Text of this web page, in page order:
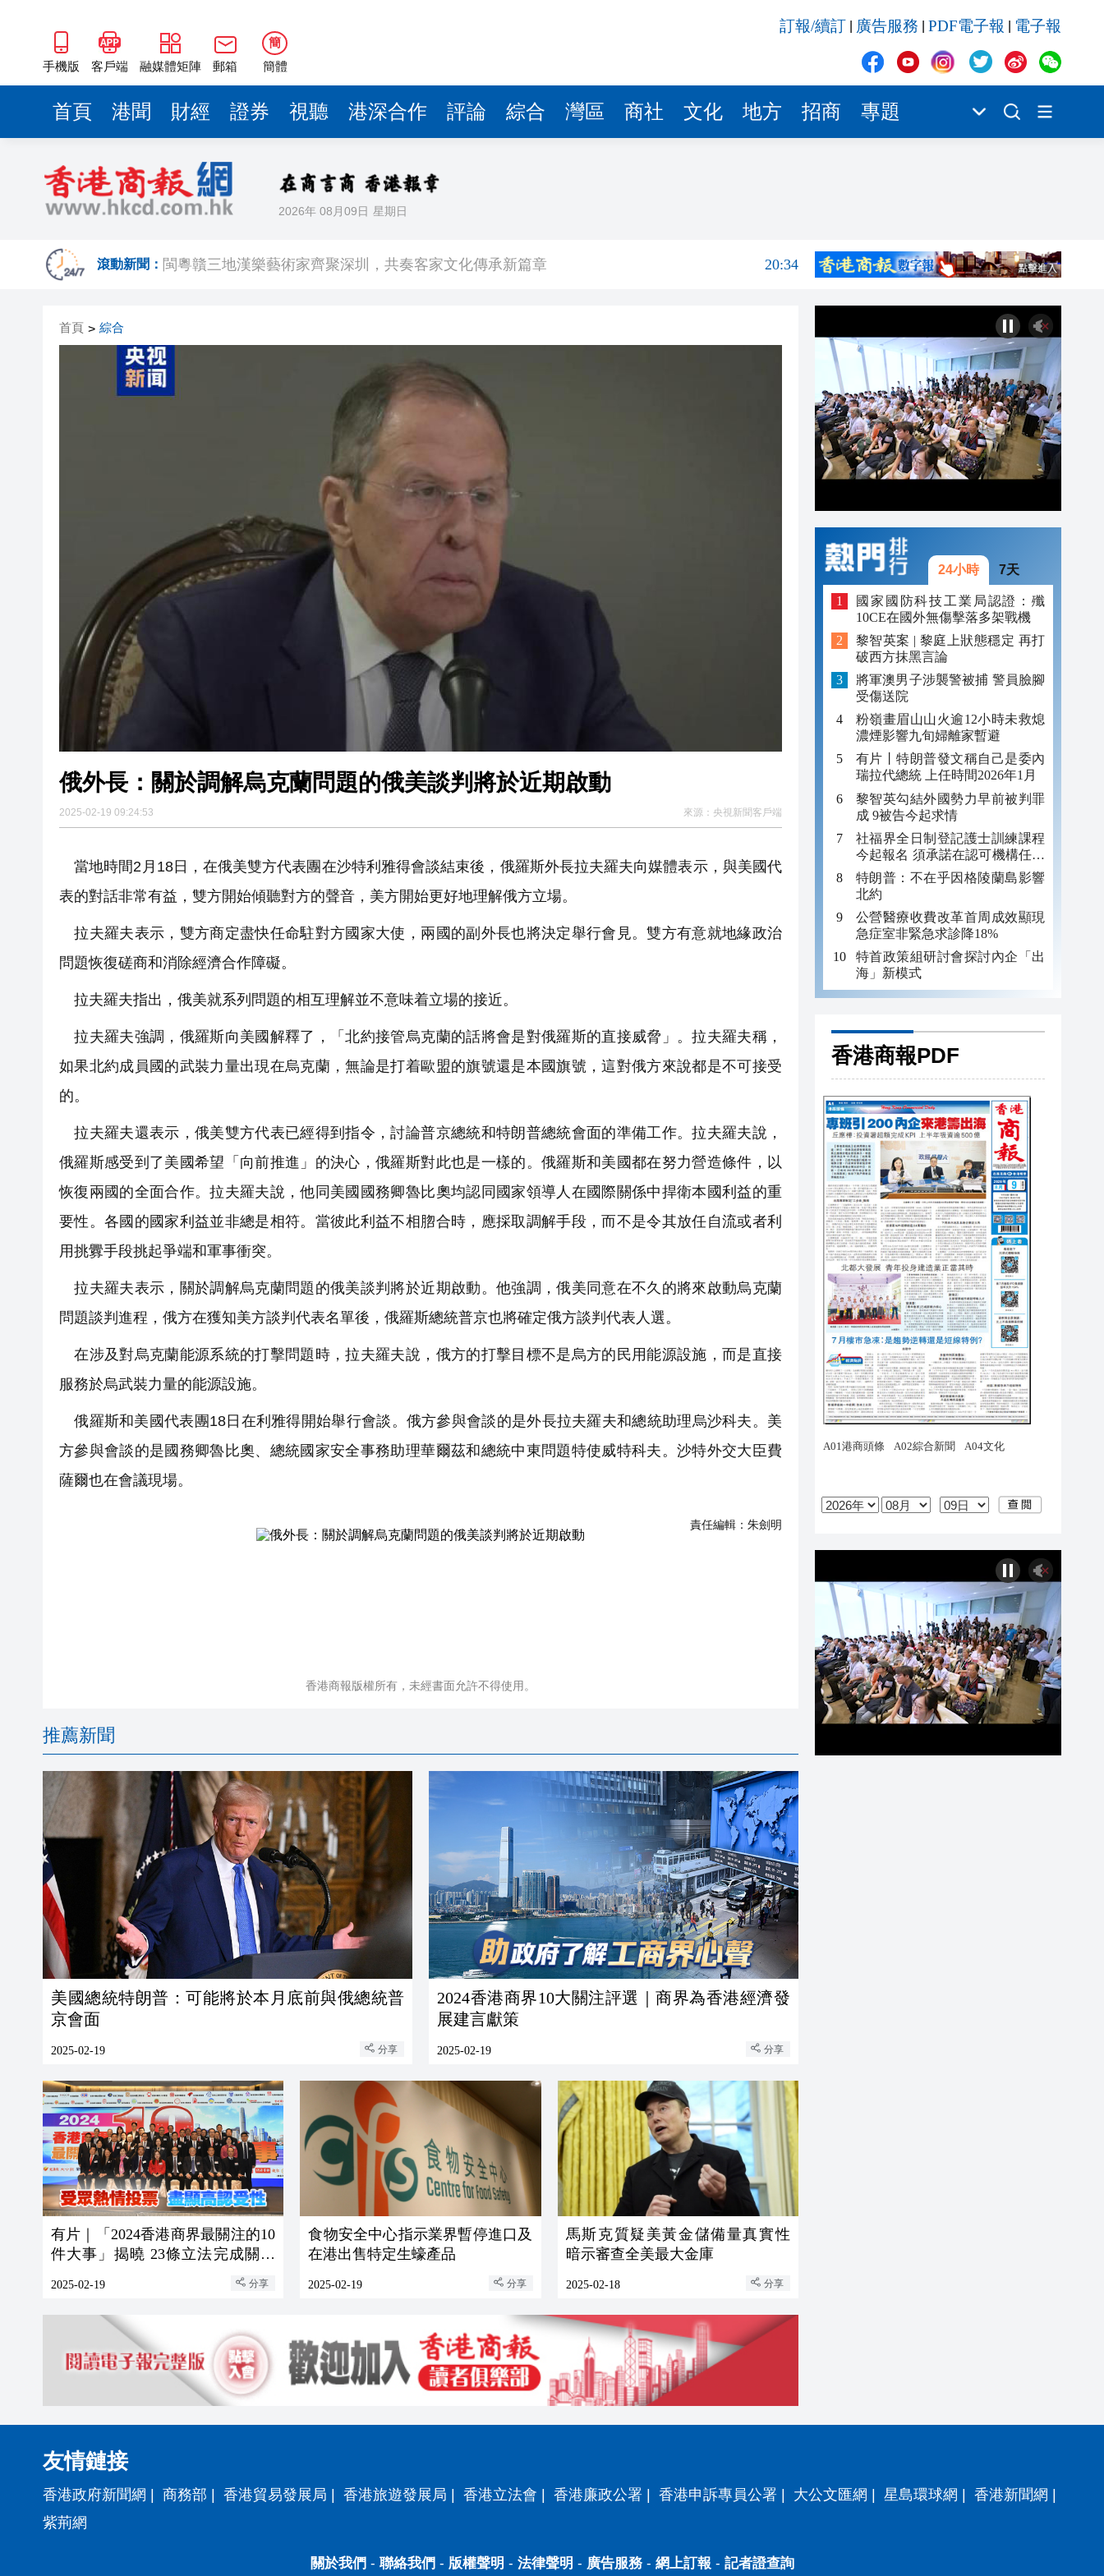
手機版 客戶端 融媒體矩陣 郵箱
簡
簡體
訂報/續訂 廣告服務 PDF電子報 電子報
首頁 港聞 財經 證券 視聽 港深合作 評論 綜合 灣區 商社 文化 地方 招商 專題
2026年 08月09日 星期日
滾動新聞：
50餘位頂尖專家共話時代命題
海南澄邁文儒煥新升級 五組數據見證文儒沉香從傳統邁向現代
梁振英率港區全國政協委員考察團來瓊考察
20:42
2025年海南儋州以舊換新帶動消費約18億元
20:41
山東26戶省屬國企去年合計營收2.58萬億 利潤總額近936億
瀋陽鐵西校園閱讀活動解鎖閱讀新玩法
有片丨外交部回應特朗普委內瑞拉石油言論 拉美國家有權自主選擇合作夥伴
20:31
梁振英率港區全國政協委員考察團來瓊考察
2025年海南儋州以舊換新帶動消費約18億元
山東26戶省屬國企去年合計營收2.58萬億 利潤總額近936億
瀋陽鐵西校園閱讀活動解鎖閱讀新玩法
閩粵贛三地漢樂藝術家齊聚深圳，共奏客家文化傳承新篇章
有片丨外交部回應特朗普委內瑞拉石油言論 拉美國家有權自主選擇合作夥伴
首頁 > 綜合
俄外長：關於調解烏克蘭問題的俄美談判將於近期啟動
2025-02-19 09:24:53 來源： 央視新聞客戶端
當地時間2月18日，在俄美雙方代表團在沙特利雅得會談結束後，俄羅斯外長拉夫羅夫向媒體表示，與美國代
表的對話非常有益，雙方開始傾聽對方的聲音，美方開始更好地理解俄方立場。
拉夫羅夫表示，雙方商定盡快任命駐對方國家大使，兩國的副外長也將決定舉行會見。雙方有意就地緣政治
問題恢復磋商和消除經濟合作障礙。
拉夫羅夫指出，俄美就系列問題的相互理解並不意味着立場的接近。
拉夫羅夫強調，俄羅斯向美國解釋了，「北約接管烏克蘭的話將會是對俄羅斯的直接威脅」。拉夫羅夫稱，
如果北約成員國的武裝力量出現在烏克蘭，無論是打着歐盟的旗號還是本國旗號，這對俄方來說都是不可接受
的。
拉夫羅夫還表示，俄美雙方代表已經得到指令，討論普京總統和特朗普總統會面的準備工作。拉夫羅夫說，
俄羅斯感受到了美國希望「向前推進」的決心，俄羅斯對此也是一樣的。俄羅斯和美國都在努力營造條件，以
恢復兩國的全面合作。拉夫羅夫說，他同美國國務卿魯比奧均認同國家領導人在國際關係中捍衛本國利益的重
要性。各國的國家利益並非總是相符。當彼此利益不相脗合時，應採取調解手段，而不是令其放任自流或者利
用挑釁手段挑起爭端和軍事衝突。
拉夫羅夫表示，關於調解烏克蘭問題的俄美談判將於近期啟動。他強調，俄美同意在不久的將來啟動烏克蘭
問題談判進程，俄方在獲知美方談判代表名單後，俄羅斯總統普京也將確定俄方談判代表人選。
在涉及對烏克蘭能源系統的打擊問題時，拉夫羅夫說，俄方的打擊目標不是烏方的民用能源設施，而是直接
服務於烏武裝力量的能源設施。
俄羅斯和美國代表團18日在利雅得開始舉行會談。俄方參與會談的是外長拉夫羅夫和總統助理烏沙科夫。美
方參與會談的是國務卿魯比奧、總統國家安全事務助理華爾茲和總統中東問題特使威特科夫。沙特外交大臣費
薩爾也在會議現場。
責任編輯： 朱劍明
香港商報版權所有，未經書面允許不得使用。
推薦新聞
美國總統特朗普：可能將於本月底前與俄總統普
京會面
2025-02-19 分享
2024香港商界10大關注評選｜商界為香港經濟發
展建言獻策
2025-02-19 分享
有片｜「2024香港商界最關注的10
件大事」揭曉 23條立法完成關注
2025-02-19 分享
食物安全中心指示業界暫停進口及
在港出售特定生蠔產品
2025-02-19 分享
馬斯克質疑美黃金儲備量真實性
暗示審查全美最大金庫
2025-02-18 分享
24小時 7天
國家國防科技工業局認證：殲
10CE在國外無傷擊落多架戰機
黎智英案 | 黎庭上狀態穩定 再打
破西方抹黑言論
將軍澳男子涉襲警被捕 警員臉腳
受傷送院
粉嶺畫眉山山火逾12小時未救熄
濃煙影響九旬婦離家暫避
有片丨特朗普發文稱自己是委內
瑞拉代總統 上任時間2026年1月
黎智英勾結外國勢力早前被判罪
成 9被告今起求情
社福界全日制登記護士訓練課程
今起報名 須承諾在認可機構任職
至少三年
特朗普：不在乎因格陵蘭島影響
北約
公營醫療收費改革首周成效顯現
急症室非緊急求診降18%
特首政策組研討會探討內企「出
海」新模式
香港商報PDF
友情鏈接
香港政府新聞網 | 商務部 | 香港貿易發展局 | 香港旅遊發展局 | 香港立法會 | 香港廉政公署 | 香港申訴專員公署 | 大公文匯網 | 星島環球網 | 香港新聞網 |
紫荊網
關於我們 - 聯絡我們 - 版權聲明 - 法律聲明 - 廣告服務- 網上訂報 - 記者證查詢